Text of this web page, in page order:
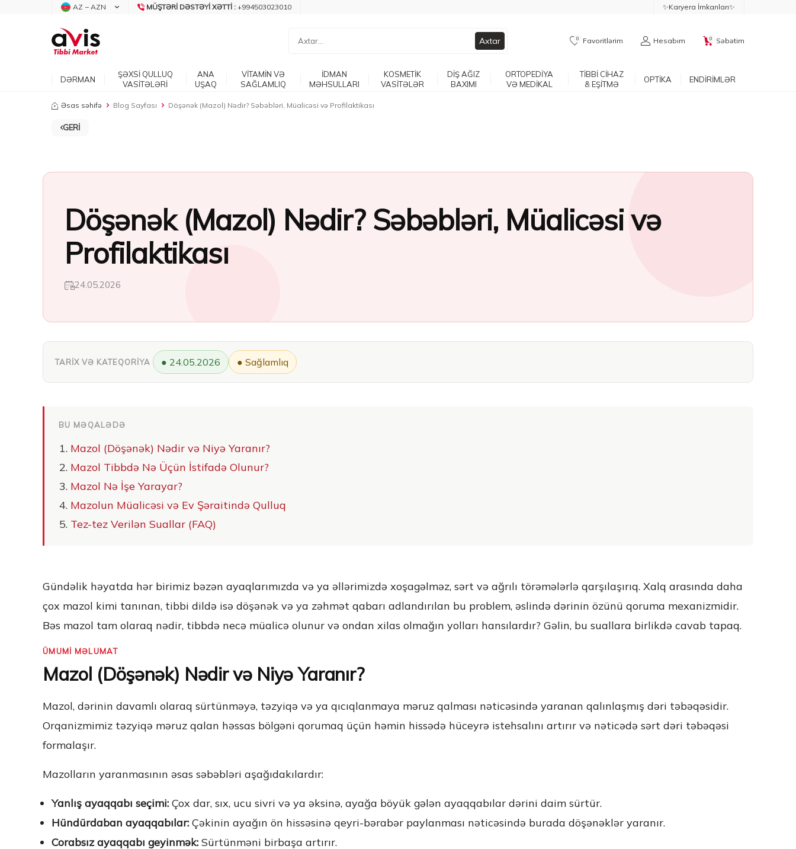
AZ − AZN MÜŞTƏRI DƏSTƏYI XƏTTI : +994503023010 ✨Karyera İmkanları✨
Axtar 0 Favoritlərim Hesabım 0 Səbətim
DƏRMAN
ŞƏXSİ QULLUQ
VASİTƏLƏRİ
ANA
UŞAQ
VİTAMİN VƏ
SAĞLAMLIQ
İDMAN
MƏHSULLARI
KOSMETİK
VASİTƏLƏR
DİŞ AĞIZ
BAXIMI
ORTOPEDİYA
VƏ MEDİKAL
TİBBİ CİHAZ
& EŞİTMƏ
OPTİKA ENDİRİMLƏR
Əsas səhifə Blog Sayfası Döşənək (Mazol) Nədir? Səbəbləri, Müalicəsi və Profilaktikası
GERI
Döşənək (Mazol) Nədir? Səbəbləri, Müalicəsi və
Profilaktikası
24.05.2026
TARİX VƏ KATEQORİYA ● 24.05.2026 ● Sağlamlıq
BU MƏQALƏDƏ
Mazol (Döşənək) Nədir və Niyə Yaranır?
Mazol Tibbdə Nə Üçün İstifadə Olunur?
Mazol Nə İşe Yarayar?
Mazolun Müalicəsi və Ev Şəraitində Qulluq
Tez-tez Verilən Suallar (FAQ)
Gündəlik həyatda hər birimiz bəzən ayaqlarımızda və ya əllərimizdə xoşagəlməz, sərt və ağrılı törəmələrlə qarşılaşırıq. Xalq arasında daha
çox mazol kimi tanınan, tibbi dildə isə döşənək və ya zəhmət qabarı adlandırılan bu problem, əslində dərinin özünü qoruma mexanizmidir.
Bəs mazol tam olaraq nədir, tibbdə necə müalicə olunur və ondan xilas olmağın yolları hansılardır? Gəlin, bu suallara birlikdə cavab tapaq.
ÜMUMİ MƏLUMAT
Mazol (Döşənək) Nədir və Niyə Yaranır?
Mazol, dərinin davamlı olaraq sürtünməyə, təzyiqə və ya qıcıqlanmaya məruz qalması nəticəsində yaranan qalınlaşmış dəri təbəqəsidir.
Orqanizmimiz təzyiqə məruz qalan həssas bölgəni qorumaq üçün həmin hissədə hüceyrə istehsalını artırır və nəticədə sərt dəri təbəqəsi
formalaşır.
Mazolların yaranmasının əsas səbəbləri aşağıdakılardır:
Yanlış ayaqqabı seçimi: Çox dar, sıx, ucu sivri və ya əksinə, ayağa böyük gələn ayaqqabılar dərini daim sürtür.
Hündürdaban ayaqqabılar: Çəkinin ayağın ön hissəsinə qeyri-bərabər paylanması nəticəsində burada döşənəklər yaranır.
Corabsız ayaqqabı geyinmək: Sürtünməni birbaşa artırır.